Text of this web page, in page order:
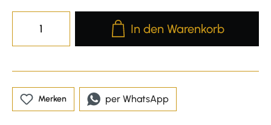
Produkt Anzahl: Gib den
In den Warenkorb
Merken per WhatsApp